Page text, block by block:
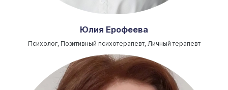
Юлия Ерофеева
Психолог, Позитивный психотерапевт, Личный терапевт